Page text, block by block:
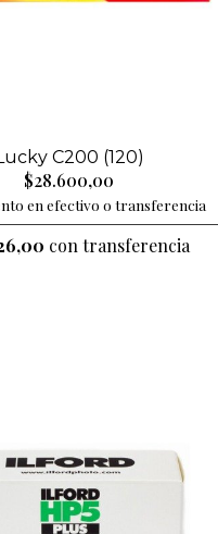
C200 (120)
$28.600,00
en efectivo o transferencia
con transferencia